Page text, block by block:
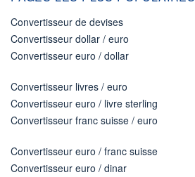
Convertisseur de devises
Convertisseur dollar / euro
Convertisseur euro / dollar
Convertisseur livres / euro
Convertisseur euro / livre sterling
Convertisseur franc suisse / euro
Convertisseur euro / franc suisse
Convertisseur euro / dinar